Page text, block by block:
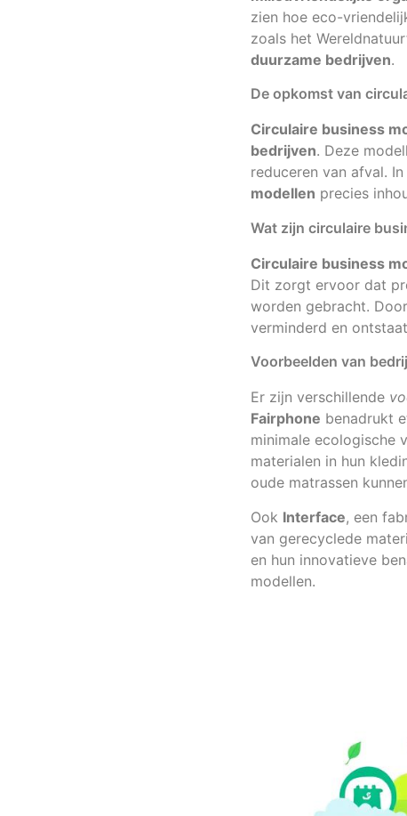
zien hoe eco-
zoals het
duurzame bedrijven.
De opkomst van
Circulaire business
bedrijven. Deze
reduceren van afval.
modellen precies
Wat zijn circulaire
Circulaire business
Dit zorgt ervoor dat
worden gebracht.
verminderd en
Voorbeelden van
Er zijn verschillende
Fairphone benadrukt
minimale ecologische
materialen in hun
oude matrassen
Ook Interface, een
van gerecyclede
en hun innovatieve
modellen.